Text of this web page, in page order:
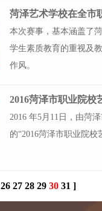
菏泽艺术学校在全市
本次赛事，基本涵盖了
学生素质教育的重视及
作风。
2016菏泽市职业院校
2016 年5月11日，由菏
的“2016菏泽市职业院校
26 27 28 29 30 31 ]